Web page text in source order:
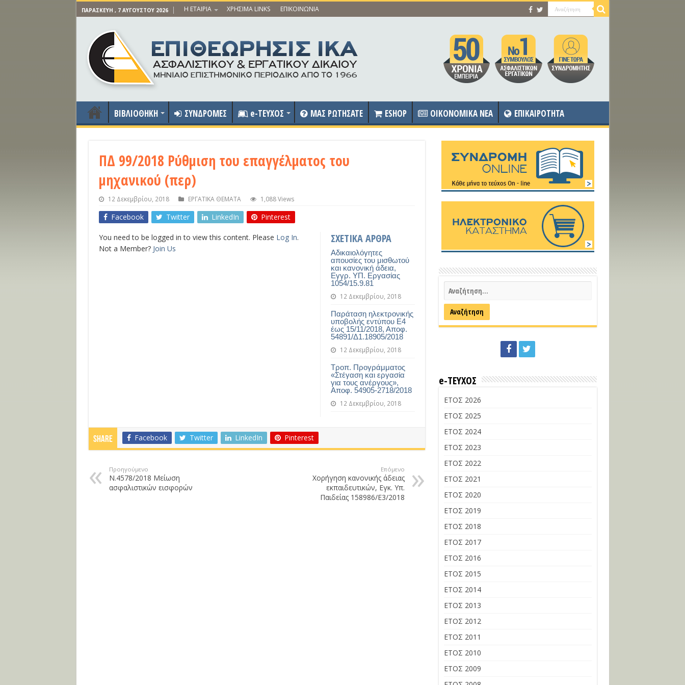
ΠΑΡΑΣΚΕΥΉ , 7 ΑΥΓΟΎΣΤΟΥ 2026 Η ΕΤΑΙΡΙΑ ΧΡΗΣΙΜΑ LINKS ΕΠΙΚΟΙΝΩΝΙΑ
ΒΙΒΛΙΟΘΗΚΗ ΣΥΝΔΡΟΜΕΣ e-ΤΕΥΧΟΣ ΜΑΣ ΡΩΤΗΣΑΤΕ ESHOP OIKONOMIKA NEA ΕΠΙΚΑΙΡΟΤΗΤΑ
ΠΔ 99/2018 Ρύθμιση του επαγγέλματος του
μηχανικού (περ)
12 Δεκεμβρίου, 2018 ΕΡΓΑΤΙΚΑ ΘΕΜΑΤΑ 1,088 Views
Facebook Twitter LinkedIn Pinterest
ΣΧΕΤΙΚΑ ΑΡΘΡΑ
Αδικαιολόγητες
απουσίες του μισθωτού
και κανονική άδεια,
Εγγρ. ΥΠ. Εργασίας
1054/15.9.81
12 Δεκεμβρίου, 2018
Παράταση ηλεκτρονικής
υποβολής εντύπου Ε4
έως 15/11/2018, Αποφ.
54891/Δ1.18905/2018
12 Δεκεμβρίου, 2018
Τροπ. Προγράμματος
«Στέγαση και εργασία
για τους ανέργους»,
Αποφ. 54905-2718/2018
12 Δεκεμβρίου, 2018
You need to be logged in to view this content. Please Log In.
Not a Member? Join Us
Share Facebook Twitter LinkedIn Pinterest
Προηγούμενο
Ν.4578/2018 Μείωση
ασφαλιστικών εισφορών
Επόμενο
Χορήγηση κανονικής άδειας
εκπαιδευτικών, Εγκ. Υπ.
Παιδείας 158986/Ε3/2018
e-ΤΕΥΧΟΣ
ΕΤΟΣ 2026
ΕΤΟΣ 2025
ΕΤΟΣ 2024
ΕΤΟΣ 2023
ΕΤΟΣ 2022
ΕΤΟΣ 2021
ΕΤΟΣ 2020
ΕΤΟΣ 2019
ΕΤΟΣ 2018
ΕΤΟΣ 2017
ΕΤΟΣ 2016
ΕΤΟΣ 2015
ΕΤΟΣ 2014
ΕΤΟΣ 2013
ΕΤΟΣ 2012
ΕΤΟΣ 2011
ΕΤΟΣ 2010
ΕΤΟΣ 2009